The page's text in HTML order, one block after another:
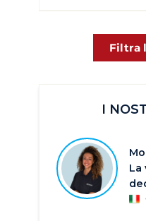
Italia
Nord
Puglia
Sardegna
Sardegna
Sicilia e
Filtra
I
La